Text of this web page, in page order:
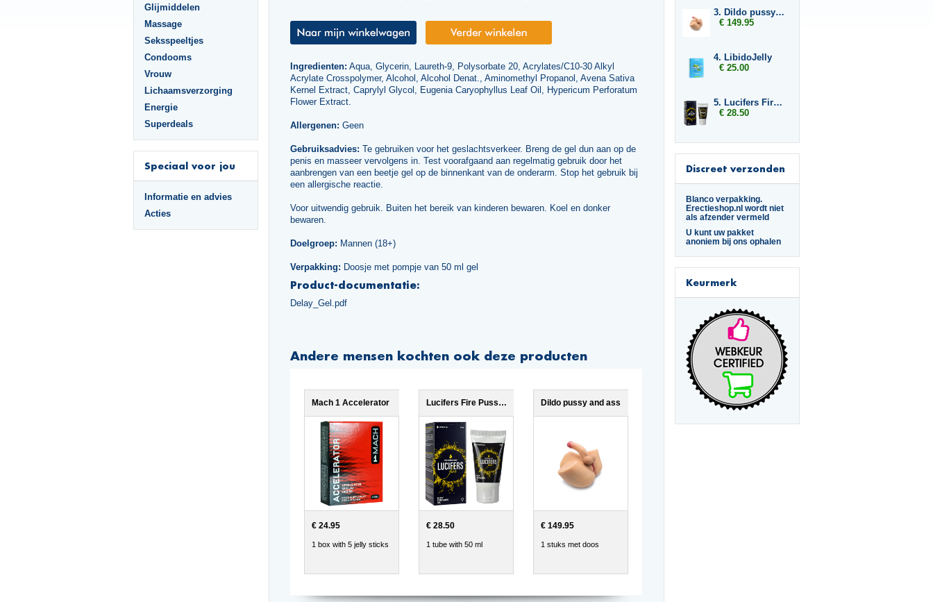
Glijmiddelen
Massage
Seksspeeltjes
Condooms
Vrouw
Lichaamsverzorging
Energie
Superdeals
Speciaal voor jou
Informatie en advies
Acties
Ingredienten: Aqua, Glycerin, Laureth-9, Polysorbate 20, Acrylates/C10-30 Alkyl
Acrylate Crosspolymer, Alcohol, Alcohol Denat., Aminomethyl Propanol, Avena Sativa
Kernel Extract, Caprylyl Glycol, Eugenia Caryophyllus Leaf Oil, Hypericum Perforatum
Flower Extract.
Allergenen: Geen
Gebruiksadvies: Te gebruiken voor het geslachtsverkeer. Breng de gel dun aan op de
penis en masseer vervolgens in. Test voorafgaand aan regelmatig gebruik door het
aanbrengen van een beetje gel op de binnenkant van de onderarm. Stop het gebruik bij
een allergische reactie.
Voor uitwendig gebruik. Buiten het bereik van kinderen bewaren. Koel en donker
bewaren.
Doelgroep: Mannen (18+)
Verpakking: Doosje met pompje van 50 ml gel
Product-documentatie:
Delay_Gel.pdf
Andere mensen kochten ook deze producten
Mach 1 Accelerator
€ 24.95
1 box with 5 jelly sticks
Lucifers Fire Pussy Tightening Gel
€ 28.50
1 tube with 50 ml
Dildo pussy and ass
€ 149.95
1 stuks met doos
3. Dildo pussy and ass
€ 149.95
4. LibidoJelly
€ 25.00
5. Lucifers Fire Pussy Tightening Gel
€ 28.50
Discreet verzonden
Blanco verpakking.
Erectieshop.nl wordt niet
als afzender vermeld
U kunt uw pakket
anoniem bij ons ophalen
Keurmerk